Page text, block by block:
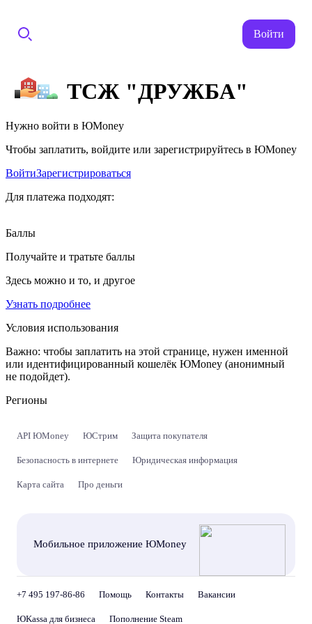
Войти
ТСЖ "ДРУЖБА"
Нужно войти в ЮMoney
Чтобы заплатить, войдите или зарегистрируйтесь в ЮMoney
ВойтиЗарегистрироваться
Для платежа подходят:
Баллы
Получайте и тратьте баллы
Здесь можно и то, и другое
Узнать подробнее
Условия использования
Важно: чтобы заплатить на этой странице, нужен именной
или идентифицированный кошелёк ЮMoney (анонимный
не подойдет).
Регионы
API ЮMoney ЮСтрим Защита покупателя
Безопасность в интернете Юридическая информация
Карта сайта Про деньги
Мобильное приложение ЮMoney
+7 495 197-86-86 Помощь Контакты Вакансии
ЮKassa для бизнеса Пополнение Steam